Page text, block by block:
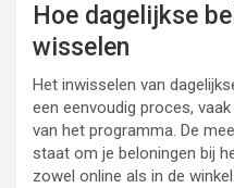
Hoe dagelijkse
wisselen
Het inwisselen van
een eenvoudig proces,
van het programma. De
staat om je beloningen bij
zowel online als in de